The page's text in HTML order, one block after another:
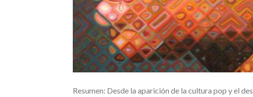
Resumen: Desde la aparición de la cultura pop y el